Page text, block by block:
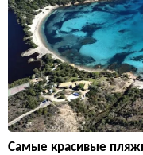
Самые красивые